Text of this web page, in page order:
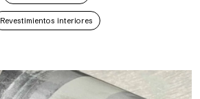
Revestimientos interiores